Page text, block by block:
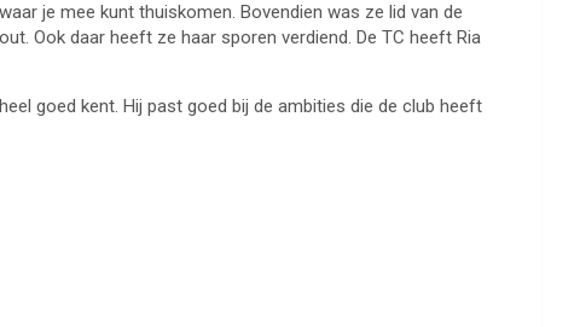
je mee kunt thuiskomen. Bovendien was ze lid van de
Ook daar heeft ze haar sporen verdiend. De TC heeft Ria
goed kent. Hij past goed bij de ambities die de club heeft